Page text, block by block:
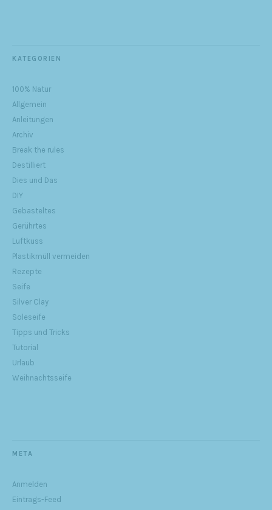
KATEGORIEN
100% Natur
Allgemein
Anleitungen
Archiv
Break the rules
Destilliert
Dies und Das
DIY
Gebasteltes
Gerührtes
Luftkuss
Plastikmüll vermeiden
Rezepte
Seife
Silver Clay
Soleseife
Tipps und Tricks
Tutorial
Urlaub
Weihnachtsseife
META
Anmelden
Eintrags-Feed